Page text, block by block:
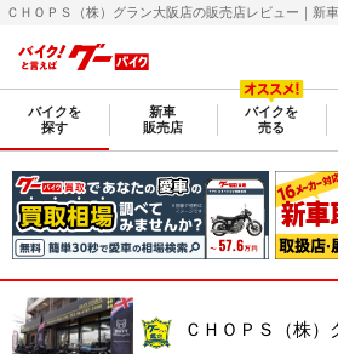
バイクを
探す
新車
販売店
バイクを
売る
ＣＨＯＰＳ（株）